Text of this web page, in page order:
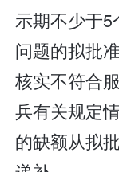
示期不少于
问题的拟批
核实不符合
兵有关规定
的缺额从拟